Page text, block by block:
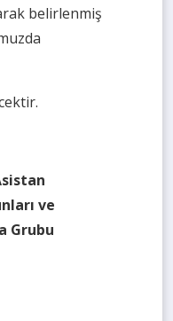
belirlenmiş
ve
Grubu